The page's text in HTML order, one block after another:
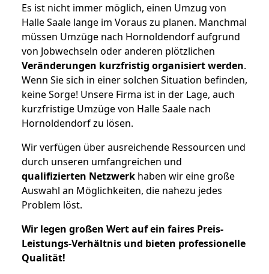
Es ist nicht immer möglich, einen Umzug von
Halle Saale lange im Voraus zu planen. Manchmal
müssen Umzüge nach Hornoldendorf aufgrund
von Jobwechseln oder anderen plötzlichen
Veränderungen kurzfristig organisiert werden.
Wenn Sie sich in einer solchen Situation befinden,
keine Sorge! Unsere Firma ist in der Lage, auch
kurzfristige Umzüge von Halle Saale nach
Hornoldendorf zu lösen.
Wir verfügen über ausreichende Ressourcen und
durch unseren umfangreichen und
qualifizierten Netzwerk haben wir eine große
Auswahl an Möglichkeiten, die nahezu jedes
Problem löst.
Wir legen großen Wert auf ein faires Preis-
Leistungs-Verhältnis und bieten professionelle
Qualität!